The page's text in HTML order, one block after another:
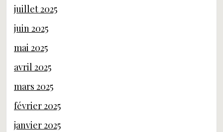
juillet 2025
juin 2025
mai 2025
avril 2025
mars 2025
février 2025
janvier 2025